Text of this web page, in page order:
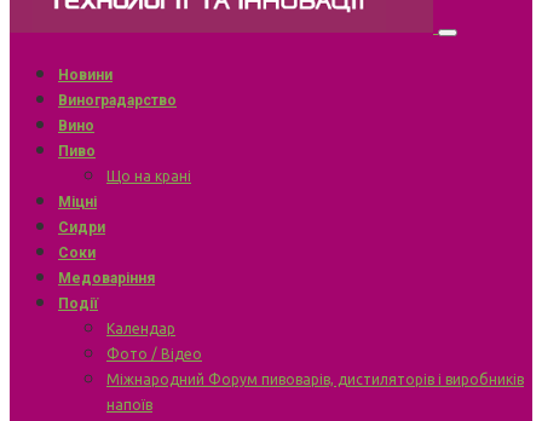
Новини
Виноградарство
Вино
Пиво
Що на крані
Міцні
Сидри
Соки
Медоваріння
Події
Календар
Фото / Відео
Міжнародний Форум пивоварів, дистиляторів і виробників
напоїв